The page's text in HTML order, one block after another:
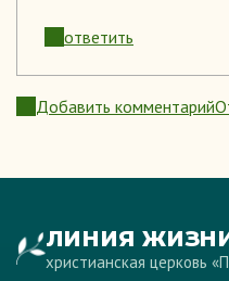
ответить
Добавить комментарий
ЛИНИЯ
христианская церковь